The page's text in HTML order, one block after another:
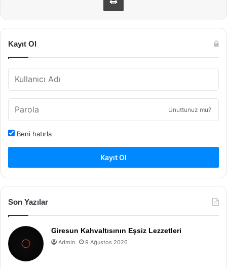
Kayıt Ol
Unuttunuz mu?
Beni hatırla
Kayıt Ol
Son Yazılar
Giresun Kahvaltısının Eşsiz Lezzetleri
Admin 9 Ağustos 2026